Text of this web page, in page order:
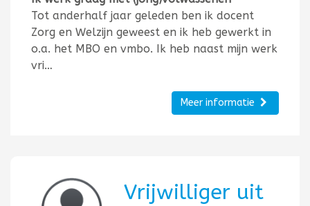
Tot anderhalf jaar geleden ben ik docent
Zorg en Welzijn geweest en ik heb gewerkt in
o.a. het MBO en vmbo. Ik heb naast mijn werk
vri…
Meer informatie
Vrijwilliger uit